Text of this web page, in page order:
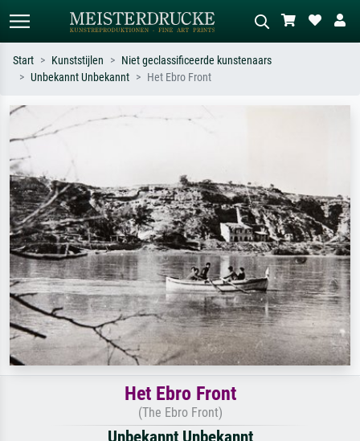
Zoek op kunstenaar, titel of stijl – bijv.
Monet, Sterrennacht, impressionisme,
Start Kunststijlen
Niet geclassificeerde kunstenaars
Unbekannt Unbekannt
Het Ebro Front
Het Ebro Front
(The Ebro Front)